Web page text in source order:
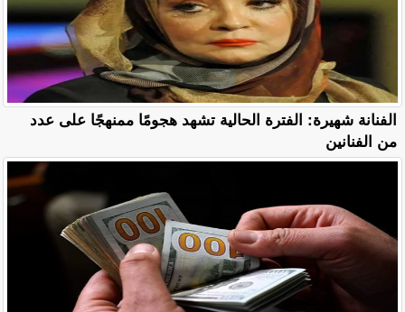
الفنانة شهيرة: الفترة الحالية تشهد هجومًا ممنهجًا على عدد
من الفنانين